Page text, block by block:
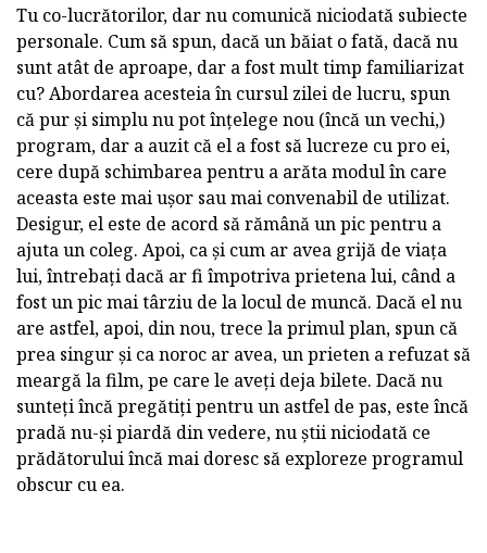
Tu co-lucrătorilor, dar nu comunică niciodată subiecte
personale. Cum să spun, dacă un băiat o fată, dacă nu
sunt atât de aproape, dar a fost mult timp familiarizat
cu? Abordarea acesteia în cursul zilei de lucru, spun
că pur și simplu nu pot înțelege nou (încă un vechi,)
program, dar a auzit că el a fost să lucreze cu pro ei,
cere după schimbarea pentru a arăta modul în care
aceasta este mai ușor sau mai convenabil de utilizat.
Desigur, el este de acord să rămână un pic pentru a
ajuta un coleg. Apoi, ca și cum ar avea grijă de viața
lui, întrebați dacă ar fi împotriva prietena lui, când a
fost un pic mai târziu de la locul de muncă. Dacă el nu
are astfel, apoi, din nou, trece la primul plan, spun că
prea singur și ca noroc ar avea, un prieten a refuzat să
meargă la film, pe care le aveți deja bilete. Dacă nu
sunteți încă pregătiți pentru un astfel de pas, este încă
pradă nu-și piardă din vedere, nu știi niciodată ce
prădătorului încă mai doresc să exploreze programul
obscur cu ea.